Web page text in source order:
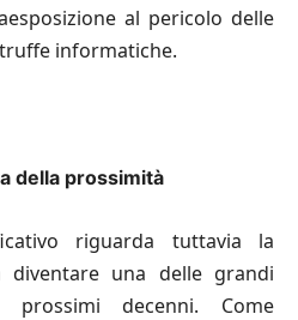
al pericolo delle
informatiche.
della prossimità
riguarda tuttavia la
diventare una delle grandi
decenni. Come